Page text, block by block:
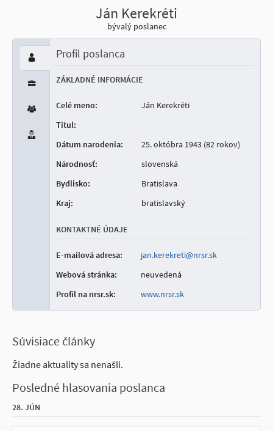
Ján Kerekréti
bývalý poslanec
Profil poslanca
ZÁKLADNÉ INFORMÁCIE
Celé meno:
Ján Kerekréti
Titul:
Dátum narodenia:
25. októbra 1943 (82 rokov)
Národnosť:
slovenská
Bydlisko:
Bratislava
Kraj:
bratislavský
KONTAKTNÉ ÚDAJE
E-mailová adresa:
jan.kerekreti@nrsr.sk
Webová stránka:
neuvedená
Profil na nrsr.sk:
www.nrsr.sk
Súvisiace články
Žiadne aktuality sa nenašli.
Posledné hlasovania poslanca
28. JÚN